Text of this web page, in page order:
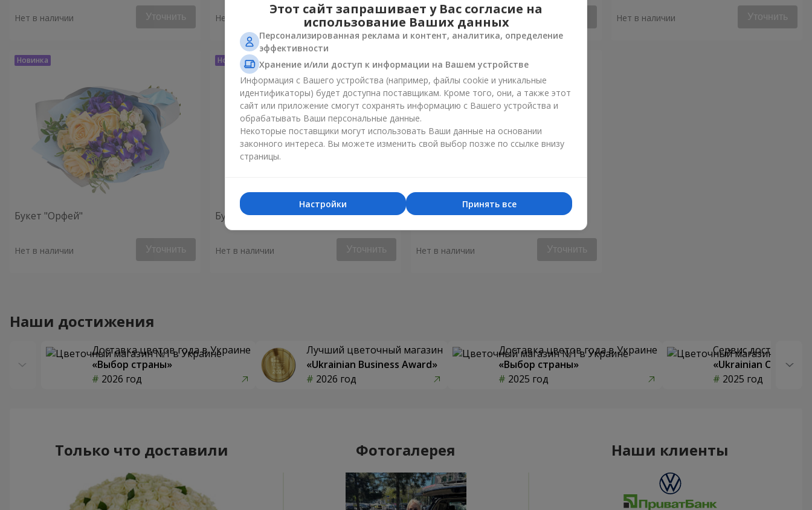
Нет в наличии Уточнить Нет в наличии Уточнить Нет в наличии Нет в наличии Уточнить
Букет "Орфей"
Нет в наличии Уточнить
Букет "Фаренгейт"
Нет в наличии Уточнить
Букет "Весенний ветер"
Нет в наличии Уточнить
Наши достижения
Доставка цветов года в Украине
«Выбор страны»
2026 год
Лучший цветочный магазин
«Ukrainian Business Award»
2026 год
Доставка цветов года в Украине
«Выбор страны»
2025 год
Сервис доставки
«Ukrainian Choice»
2025 год
Только что доставили Фотогалерея Наши клиенты
Этот сайт запрашивает у Вас согласие на
использование Ваших данных
Персонализированная реклама и контент, аналитика, определение
эффективности
Хранение и/или доступ к информации на Вашем устройстве
Информация с Вашего устройства (например, файлы cookie и уникальные
идентификаторы) будет доступна поставщикам. Кроме того, они, а также этот
сайт или приложение смогут сохранять информацию с Вашего устройства и
обрабатывать Ваши персональные данные.
Некоторые поставщики могут использовать Ваши данные на основании
законного интереса. Вы можете изменить свой выбор позже по ссылке внизу
страницы.
Принять все
Настройки